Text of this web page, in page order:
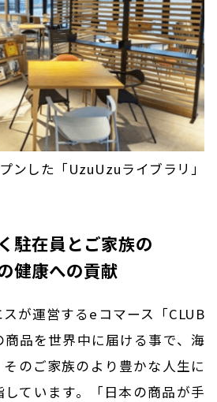
ンした「UzuUzuライブラリ」
駐在員とご家族の
健康への貢献
が運営するeコマース「CLUB
商品を世界中に届ける事で、海
のご家族のより豊かな人生に
ています。「日本の商品が手